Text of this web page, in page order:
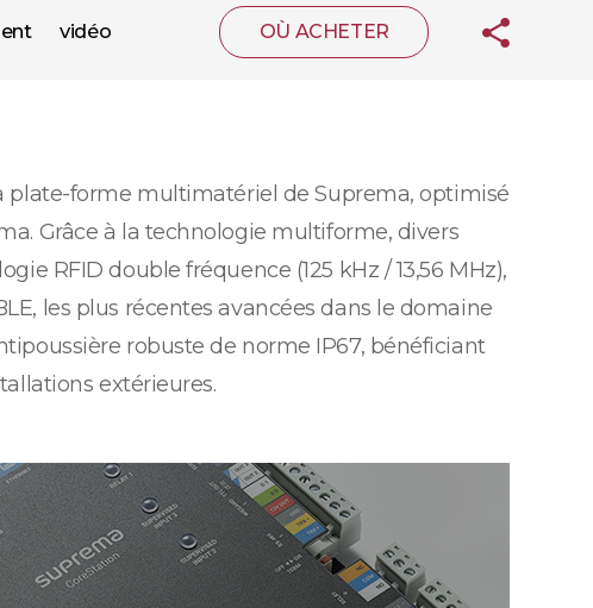
vidéo OÙ ACHETER
plate-forme multimatériel de Suprema, optimisé
Grâce à la technologie multiforme, divers
RFID double fréquence (125 kHz / 13,56 MHz),
les plus récentes avancées dans le domaine
robuste de norme IP67, bénéficiant
extérieures.